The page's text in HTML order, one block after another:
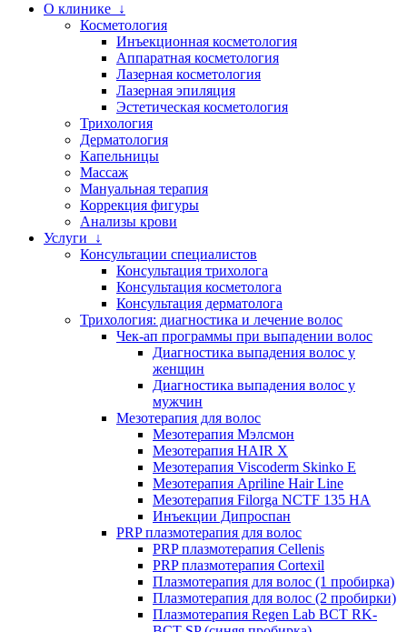
О клинике ↓
Косметология
Инъекционная косметология
Аппаратная косметология
Лазерная косметология
Лазерная эпиляция
Эстетическая косметология
Трихология
Дерматология
Капельницы
Массаж
Мануальная терапия
Коррекция фигуры
Анализы крови
Услуги ↓
Консультации специалистов
Консультация трихолога
Консультация косметолога
Консультация дерматолога
Трихология: диагностика и лечение волос
Чек-ап программы при выпадении волос
Диагностика выпадения волос у
женщин
Диагностика выпадения волос у
мужчин
Мезотерапия для волос
Мезотерапия Мэлсмон
Мезотерапия HAIR X
Мезотерапия Viscoderm Skinko E
Мезотерапия Apriline Hair Line
Мезотерапия Filorga NCTF 135 HA
Инъекции Дипроспан
PRP плазмотерапия для волос
PRP плазмотерапия Cellenis
PRP плазмотерапия Cortexil
Плазмотерапия для волос (1 пробирка)
Плазмотерапия для волос (2 пробирки)
Плазмотерапия Regen Lab BCT RK-